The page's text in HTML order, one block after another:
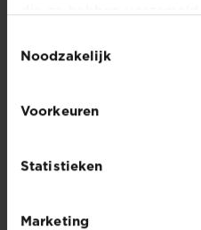
die ze hebben
Noodzakelijk
Voorkeuren
Statistieken
Marketing
maar
ze
wel
de